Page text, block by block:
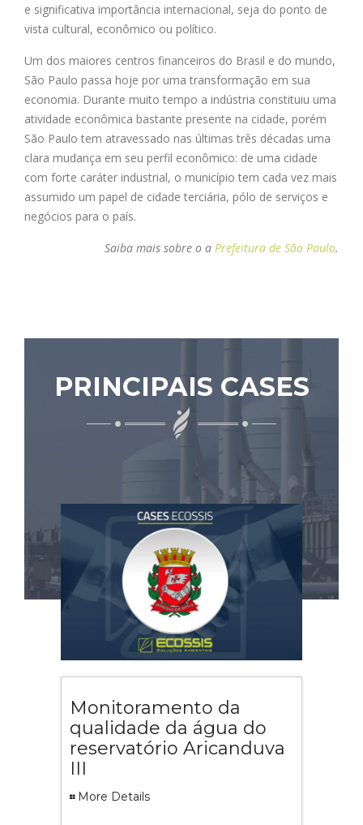
e significativa importância internacional, seja do ponto de
vista cultural, econômico ou político.
Um dos maiores centros financeiros do Brasil e do mundo,
São Paulo passa hoje por uma transformação em sua
economia. Durante muito tempo a indústria constituiu uma
atividade econômica bastante presente na cidade, porém
São Paulo tem atravessado nas últimas três décadas uma
clara mudança em seu perfil econômico: de uma cidade
com forte caráter industrial, o município tem cada vez mais
assumido um papel de cidade terciária, pólo de serviços e
negócios para o país.
Saiba mais sobre o a Prefeitura de São Paulo.
PRINCIPAIS CASES
Monitoramento da
qualidade da água do
reservatório Aricanduva
III
More Details